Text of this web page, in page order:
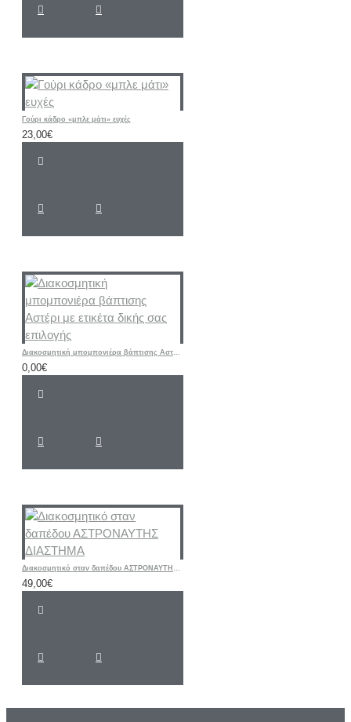
Γούρι κάδρο «μπλε μάτι» ευχές
23,00€
Διακοσμητική μπομπονιέρα βάπτισης Αστέρι με ετικέτα δικής σας επιλογής
0,00€
Διακοσμητικό σταν δαπέδου ΑΣΤΡΟΝΑΥΤΗΣ ΔΙΑΣΤΗΜΑ
49,00€